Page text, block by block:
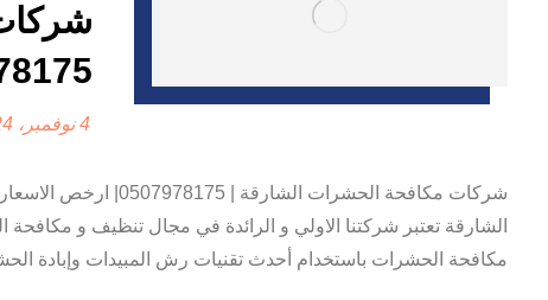
4 نوفمبر، 2024
شركات مكافحة
الشارقة تعتبر شركتنا الاولي و الرائدة في مجال تنظيف و
مكافحة الحشرات باستخدام أحدث تقنيات رش المبيدات وإبادة